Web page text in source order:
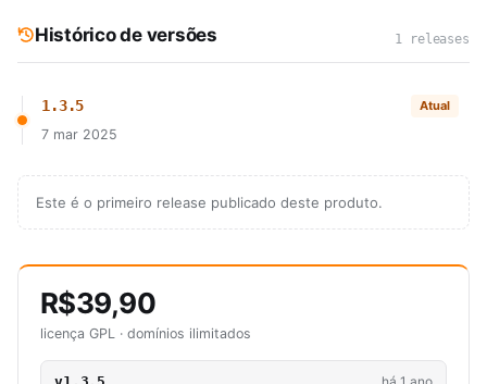
Histórico de versões 1 releases
1.3.5 Atual
7 mar 2025
Este é o primeiro release publicado deste produto.
R$39,90
licença GPL · domínios ilimitados